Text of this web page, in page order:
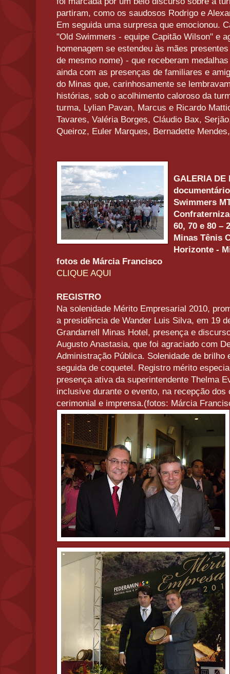
partiram, como os saudosos Rodrigo e
Em seguida uma surpresa que emocionou.
"Old Swimmers - equipe Capitão Wilson" e
homenagem se estendeu às mães
de mesmo nome) - que receberam
ainda com as presenças de familiares e
do Minas que, carinhosamente se
histórias, sob o acolhimento caloroso da
turma, Lylian Pavan, Marcus e Ricardo
Tavares, Valéria Borges, Cláudio Bax,
Queiroz, Euler Marques, Bernadette
GALERIA DE
Swimmers
60, 70 e 80 –
Minas Tênis
Horizonte -
fotos de Márcia Francisco
CLIQUE AQUI
REGISTRO
Na solenidade Mérito Empresarial 2010,
a presidência de Wander Luis Silva, em 19
Grandarrell Minas Hotel, presença e
Augusto Anastasia, que foi agraciado com
Administração Pública. Solenidade de brilho
seguida de coquetel. Registro mérito
presença ativa da superintendente Thelma
inclusive durante o evento, na recepção dos
cerimonial e imprensa.(fotos: Márcia